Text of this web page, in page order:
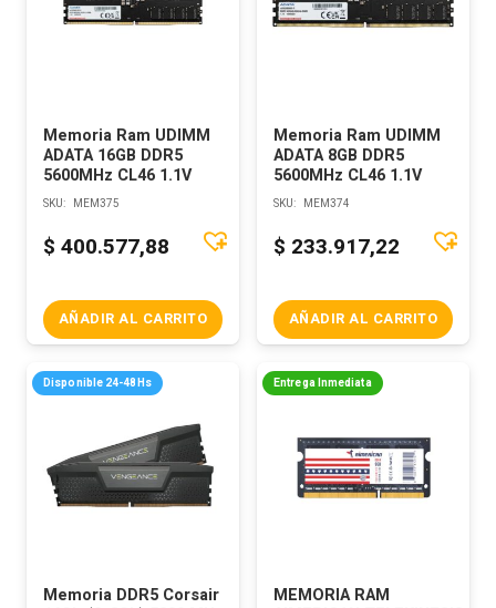
Memoria Ram UDIMM
ADATA 16GB DDR5
5600MHz CL46 1.1V
SKU: MEM375
$ 400.577,88
AÑADIR AL CARRITO
Memoria Ram UDIMM
ADATA 8GB DDR5
5600MHz CL46 1.1V
SKU: MEM374
$ 233.917,22
AÑADIR AL CARRITO
Disponible 24-48Hs
Memoria DDR5 Corsair
Entrega Inmediata
MEMORIA RAM